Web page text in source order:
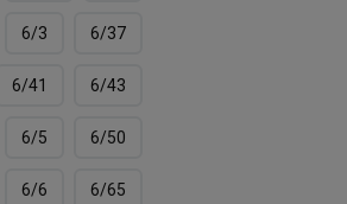
6/3 6/37
6/41 6/43
6/5 6/50
6/6 6/65